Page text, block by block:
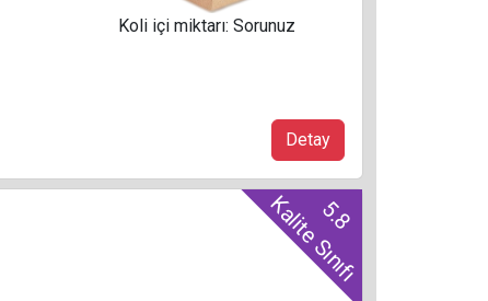
Detay
Koli içi miktarı: Sorunuz
5.8
Kalite Sınıfı